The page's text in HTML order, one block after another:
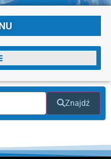
Znajdź